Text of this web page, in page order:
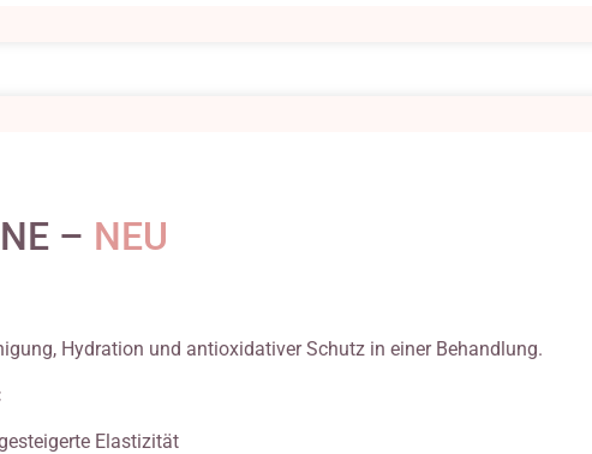
– NEU
Hydration und antioxidativer Schutz in einer Behandlung.
Elastizität